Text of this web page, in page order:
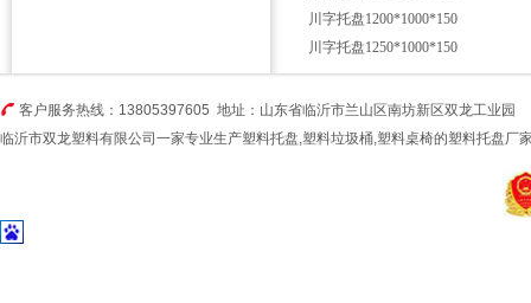
川字托盘1200*1000*150
川字托盘1250*1000*150
客户服务热线：13805397605 地址：山东省临沂市兰山区南坊新区双龙工业园
临沂市双龙塑料有限公司一家专业生产塑料托盘,塑料垃圾桶,塑料桌椅的塑料托盘厂